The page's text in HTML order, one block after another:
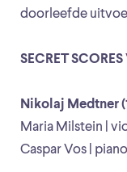
doorleefde
SECRET SCORES
Nikolaj Medtner
Maria Milstein |
Caspar Vos | piano